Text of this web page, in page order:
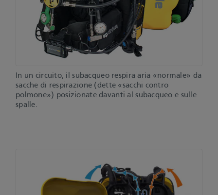
In un circuito, il subacqueo respira aria «normale» da
sacche di respirazione (dette «sacchi contro
polmone») posizionate davanti al subacqueo e sulle
spalle.